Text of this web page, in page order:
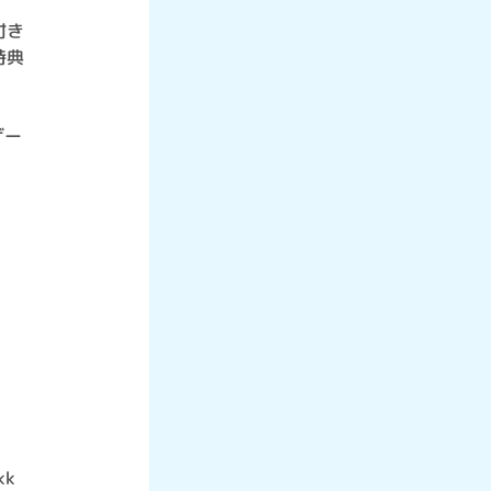
き
典